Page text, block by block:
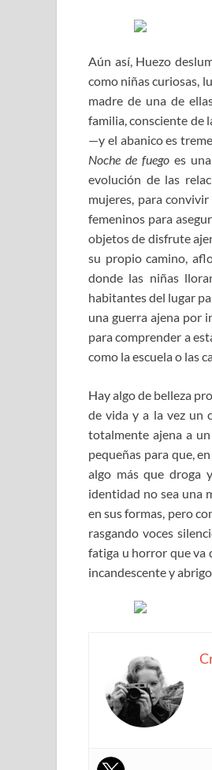
Aún así, Huezo
como niñas curiosas,
madre de una de
familia, consciente de
—y el abanico es
Noche de fuego es
evolución de las
mujeres, para
femeninos para
objetos de disfrute
su propio camino,
donde las niñas
habitantes del lugar
una guerra ajena por
para comprender a
como la escuela o las
Hay algo de belleza
de vida y a la vez un
totalmente ajena a
pequeñas para que,
algo más que droga
identidad no sea una
en sus formas, pero
rasgando voces
fatiga u horror que va
incandescente y